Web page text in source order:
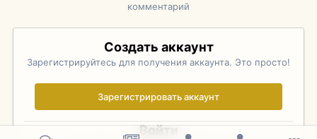
комментарий
Создать аккаунт
Зарегистрируйтесь для получения аккаунта. Это просто!
Зарегистрировать аккаунт
Войти